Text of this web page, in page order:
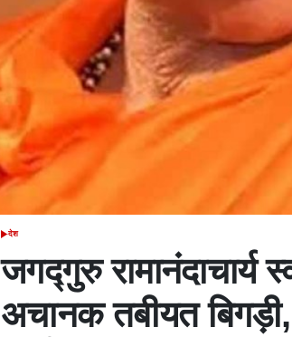
POSTED
देश
जगद्गुरु रामानंदाचार्य
अचानक तबीयत